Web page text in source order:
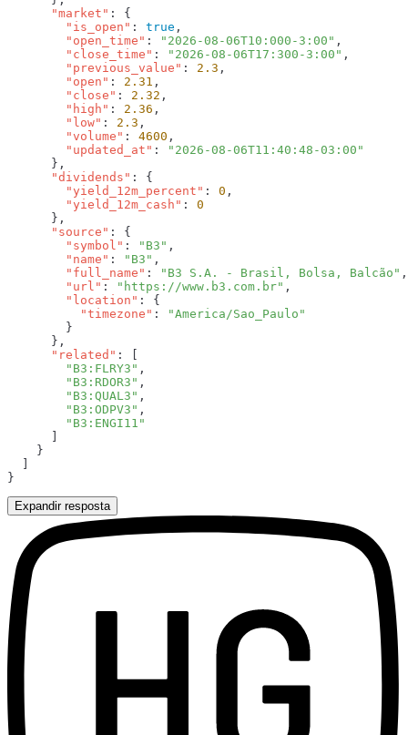
      "market"
        "is_open"
: true
        "open_time"
: "2026-08-06T10:000-3:00"
        "close_time"
: "2026-08-06T17:300-3:00"
        "previous_value"
: 2.3
        "open"
: 2.31
        "close"
: 2.32
        "high"
: 2.36
        "low"
: 2.3
        "volume"
: 4600
        "updated_at"
:
      "dividends"
        "yield_12m_percent"
: 0
        "yield_12m_cash"
:
      "source"
        "symbol"
: "B3"
        "name"
: "B3"
        "full_name"
:
"B3 S.A. - Brasil, Bolsa, Balcão"
        "url"
: "https://www.b3.com.br"
        "location"
          "timezone"
:
      "related"
        "B3:FLRY3"
        "B3:RDOR3"
        "B3:QUAL3"
        "B3:ODPV3"
Expandir resposta